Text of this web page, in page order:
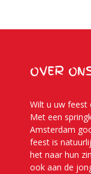
OVER
Wilt u uw feest
Met een
Amsterdam
feest is
het naar hun
ook aan de